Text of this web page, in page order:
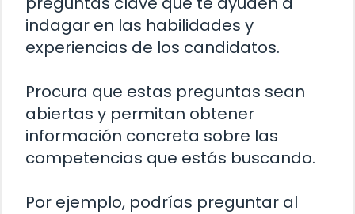
indagar en las habilidades y
experiencias de los candidatos.
Procura que estas preguntas sean
abiertas y permitan obtener
información concreta sobre las
competencias que estás buscando.
Por ejemplo, podrías preguntar al